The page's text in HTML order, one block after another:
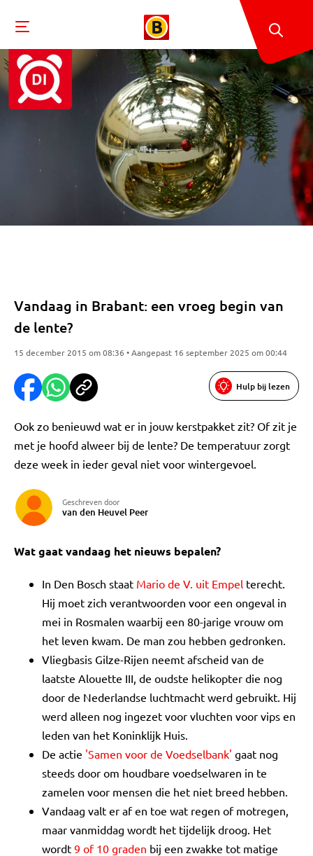
Vandaag in Brabant: een vroeg begin van
de lente?
15 december 2015 om 08:36 • Aangepast 16 september 2025 om 00:44
Hulp bij lezen
Ook zo benieuwd wat er in jouw kerstpakket zit? Of zit je
met je hoofd alweer bij de lente? De temperatuur zorgt
deze week in ieder geval niet voor wintergevoel.
Geschreven door
van den Heuvel Peer
Wat gaat vandaag het nieuws bepalen?
In Den Bosch staat Mario de V. uit Empel terecht.
Hij moet zich verantwoorden voor een ongeval in
mei in Rosmalen waarbij een 80-jarige vrouw om
het leven kwam. De man zou hebben gedronken.
Vliegbasis Gilze-Rijen neemt afscheid van de
laatste Alouette III, de oudste helikopter die nog
door de Nederlandse luchtmacht werd gebruikt. Hij
werd alleen nog ingezet voor vluchten voor vips en
leden van het Koninklijk Huis.
De actie 'Samen voor de Voedselbank' gaat nog
steeds door om houdbare voedselwaren in te
zamelen voor mensen die het niet breed hebben.
Vandaag valt er af en toe wat regen of motregen,
maar vanmiddag wordt het tijdelijk droog. Het
wordt 9 of 10 graden bij een zwakke tot matige